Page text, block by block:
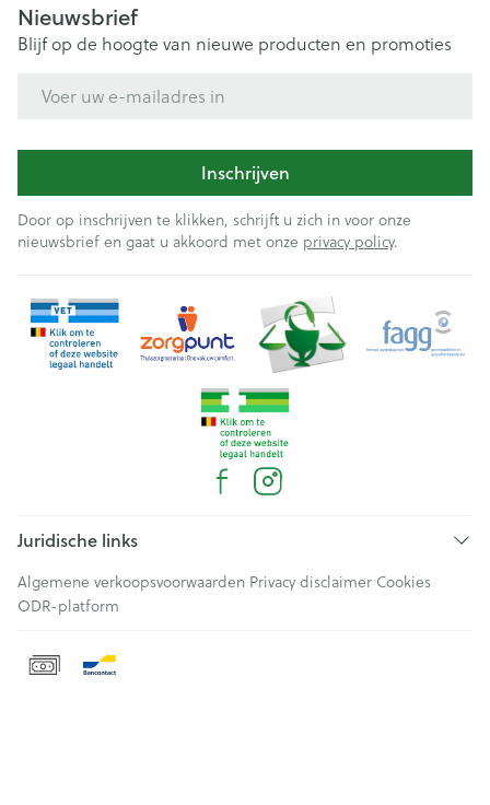
Nieuwsbrief
Blijf op de hoogte van nieuwe producten en promoties
Inschrijven
Door op inschrijven te klikken, schrijft u zich in voor onze
nieuwsbrief en gaat u akkoord met onze privacy policy.
Juridische links
Algemene verkoopsvoorwaarden Privacy disclaimer Cookies
ODR-platform